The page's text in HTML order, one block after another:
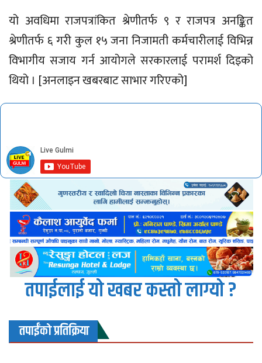
यो अवधिमा राजपत्रांकित श्रेणीतर्फ ९ र राजपत्र अनङ्कित
श्रेणीतर्फ ६ गरी कुल १५ जना निजामती कर्मचारीलाई विभिन्न
विभागीय सजाय गर्न आयोगले सरकारलाई परामर्श दिइको
थियो । [अनलाइन खबरबाट साभार गरिएको]
तपाईलाई यो खबर कस्तो लाग्यो ?
तपाईंको प्रतिक्रिया